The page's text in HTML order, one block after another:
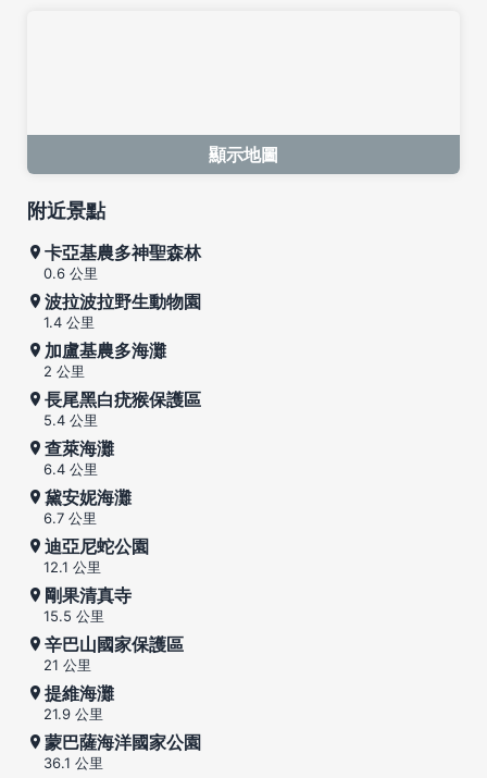
顯示地圖
附近景點
卡亞基農多神聖森林
0.6 公里
波拉波拉野生動物園
1.4 公里
加盧基農多海灘
2 公里
長尾黑白疣猴保護區
5.4 公里
查萊海灘
6.4 公里
黛安妮海灘
6.7 公里
迪亞尼蛇公園
12.1 公里
剛果清真寺
15.5 公里
辛巴山國家保護區
21 公里
提維海灘
21.9 公里
蒙巴薩海洋國家公園
36.1 公里